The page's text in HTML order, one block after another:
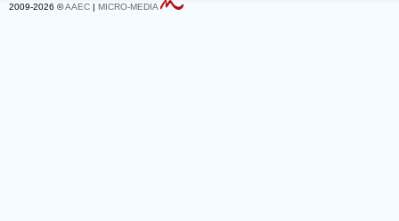
2009-2026 ©AAEC | MICRO-MEDIA